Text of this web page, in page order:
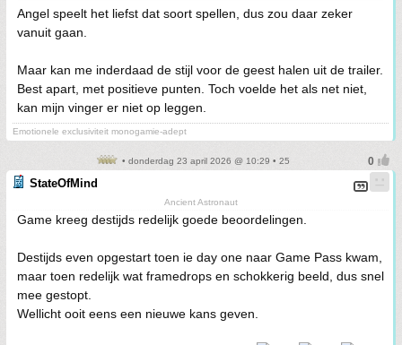
Angel speelt het liefst dat soort spellen, dus zou daar zeker
vanuit gaan.
Maar kan me inderdaad de stijl voor de geest halen uit de trailer.
Best apart, met positieve punten. Toch voelde het als net niet,
kan mijn vinger er niet op leggen.
Emotionele exclusiviteit monogamie-adept
• donderdag 23 april 2026 @ 10:29 • 25
StateOfMind
Ancient Astronaut
Game kreeg destijds redelijk goede beoordelingen.
Destijds even opgestart toen ie day one naar Game Pass kwam,
maar toen redelijk wat framedrops en schokkerig beeld, dus snel
mee gestopt.
Wellicht ooit eens een nieuwe kans geven.